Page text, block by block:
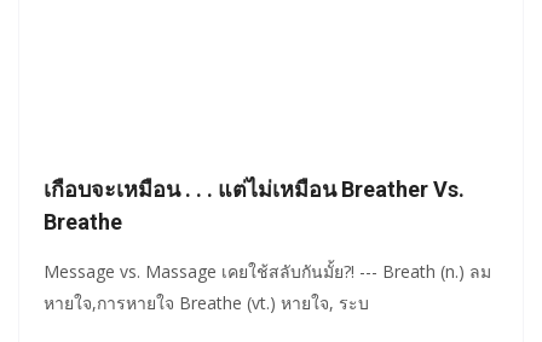
เกือบจะเหมือน . . . แต่ไม่เหมือน Breather Vs.
Breathe
Message vs. Massage เคยใช้สลับกันมั้ย?! --- Breath (n.) ลม
หายใจ,การหายใจ Breathe (vt.) หายใจ, ระบ